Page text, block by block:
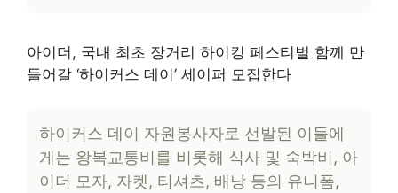
아이더, 국내 최초 장거리 하이킹 페스티벌 함께 만
들어갈 ‘하이커스 데이’ 세이퍼 모집한다
하이커스 데이 자원봉사자로 선발된 이들에
게는 왕복교통비를 비롯해 식사 및 숙박비, 아
이더 모자, 자켓, 티셔츠, 배낭 등의 유니폼,